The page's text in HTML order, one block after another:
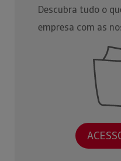
Descubra tudo o
empresa com as